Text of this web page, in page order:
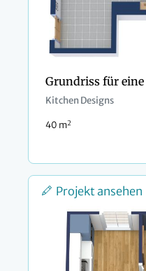
Kitchen Designs
40 m2
Projekt ansehen